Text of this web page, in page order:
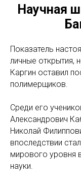
Научная
Показатель
личные открытия,
Каргин оставил
полимерщиков.
Среди его
Александрович
Николай
впоследствии
мирового уровня
науки.